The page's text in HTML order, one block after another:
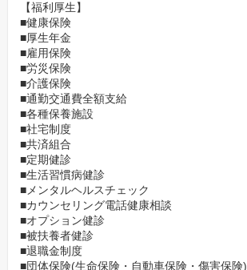
【福利厚生】
■健康保険
■厚生年金
■雇用保険
■労災保険
■介護保険
■通勤交通費全額支給
■各種保養施設
■社宅制度
■共済組合
■定期健診
■生活習慣病健診
■メンタルヘルスチェック
■カウンセリング電話健康相談
■オプション健診
■被扶養者健診
■退職金制度
■団体保険(生命保険・自動車保険・傷害保険)